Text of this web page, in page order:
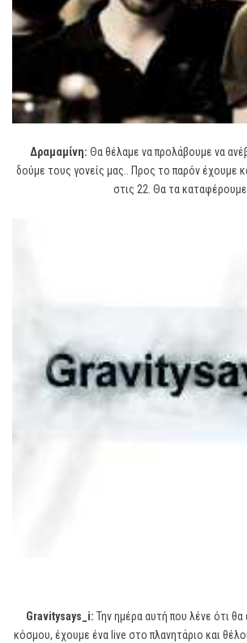
Δραμαμίνη: Θα θέλαμε να προλάβουμε να
δούμε τους γονείς μας.. Προς το παρόν έχουμε
στις 22. Θα τα
Gravitysays_i: Την ημέρα αυτή που λένε ότι
κόσμου, έχουμε ένα live στο πλανητάριο και